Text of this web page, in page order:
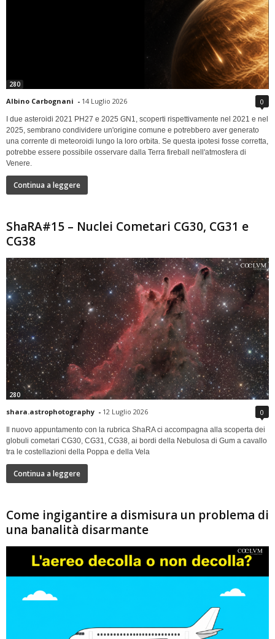
280
Albino Carbognani - 14 Luglio 2026 0
I due asteroidi 2021 PH27 e 2025 GN1, scoperti rispettivamente nel 2021 e nel
2025, sembrano condividere un'origine comune e potrebbero aver generato
una corrente di meteoroidi lungo la loro orbita. Se questa ipotesi fosse corretta,
potrebbe essere possibile osservare dalla Terra fireball nell'atmosfera di
Venere.
Continua a leggere
ShaRA#15 – Nuclei Cometari CG30, CG31 e
CG38
280
shara.astrophotography - 12 Luglio 2026 0
Il nuovo appuntamento con la rubrica ShaRA ci accompagna alla scoperta dei
globuli cometari CG30, CG31, CG38, ai bordi della Nebulosa di Gum a cavallo
tra le costellazioni della Poppa e della Vela
Continua a leggere
Come ingigantire a dismisura un problema di
una banalità disarmante